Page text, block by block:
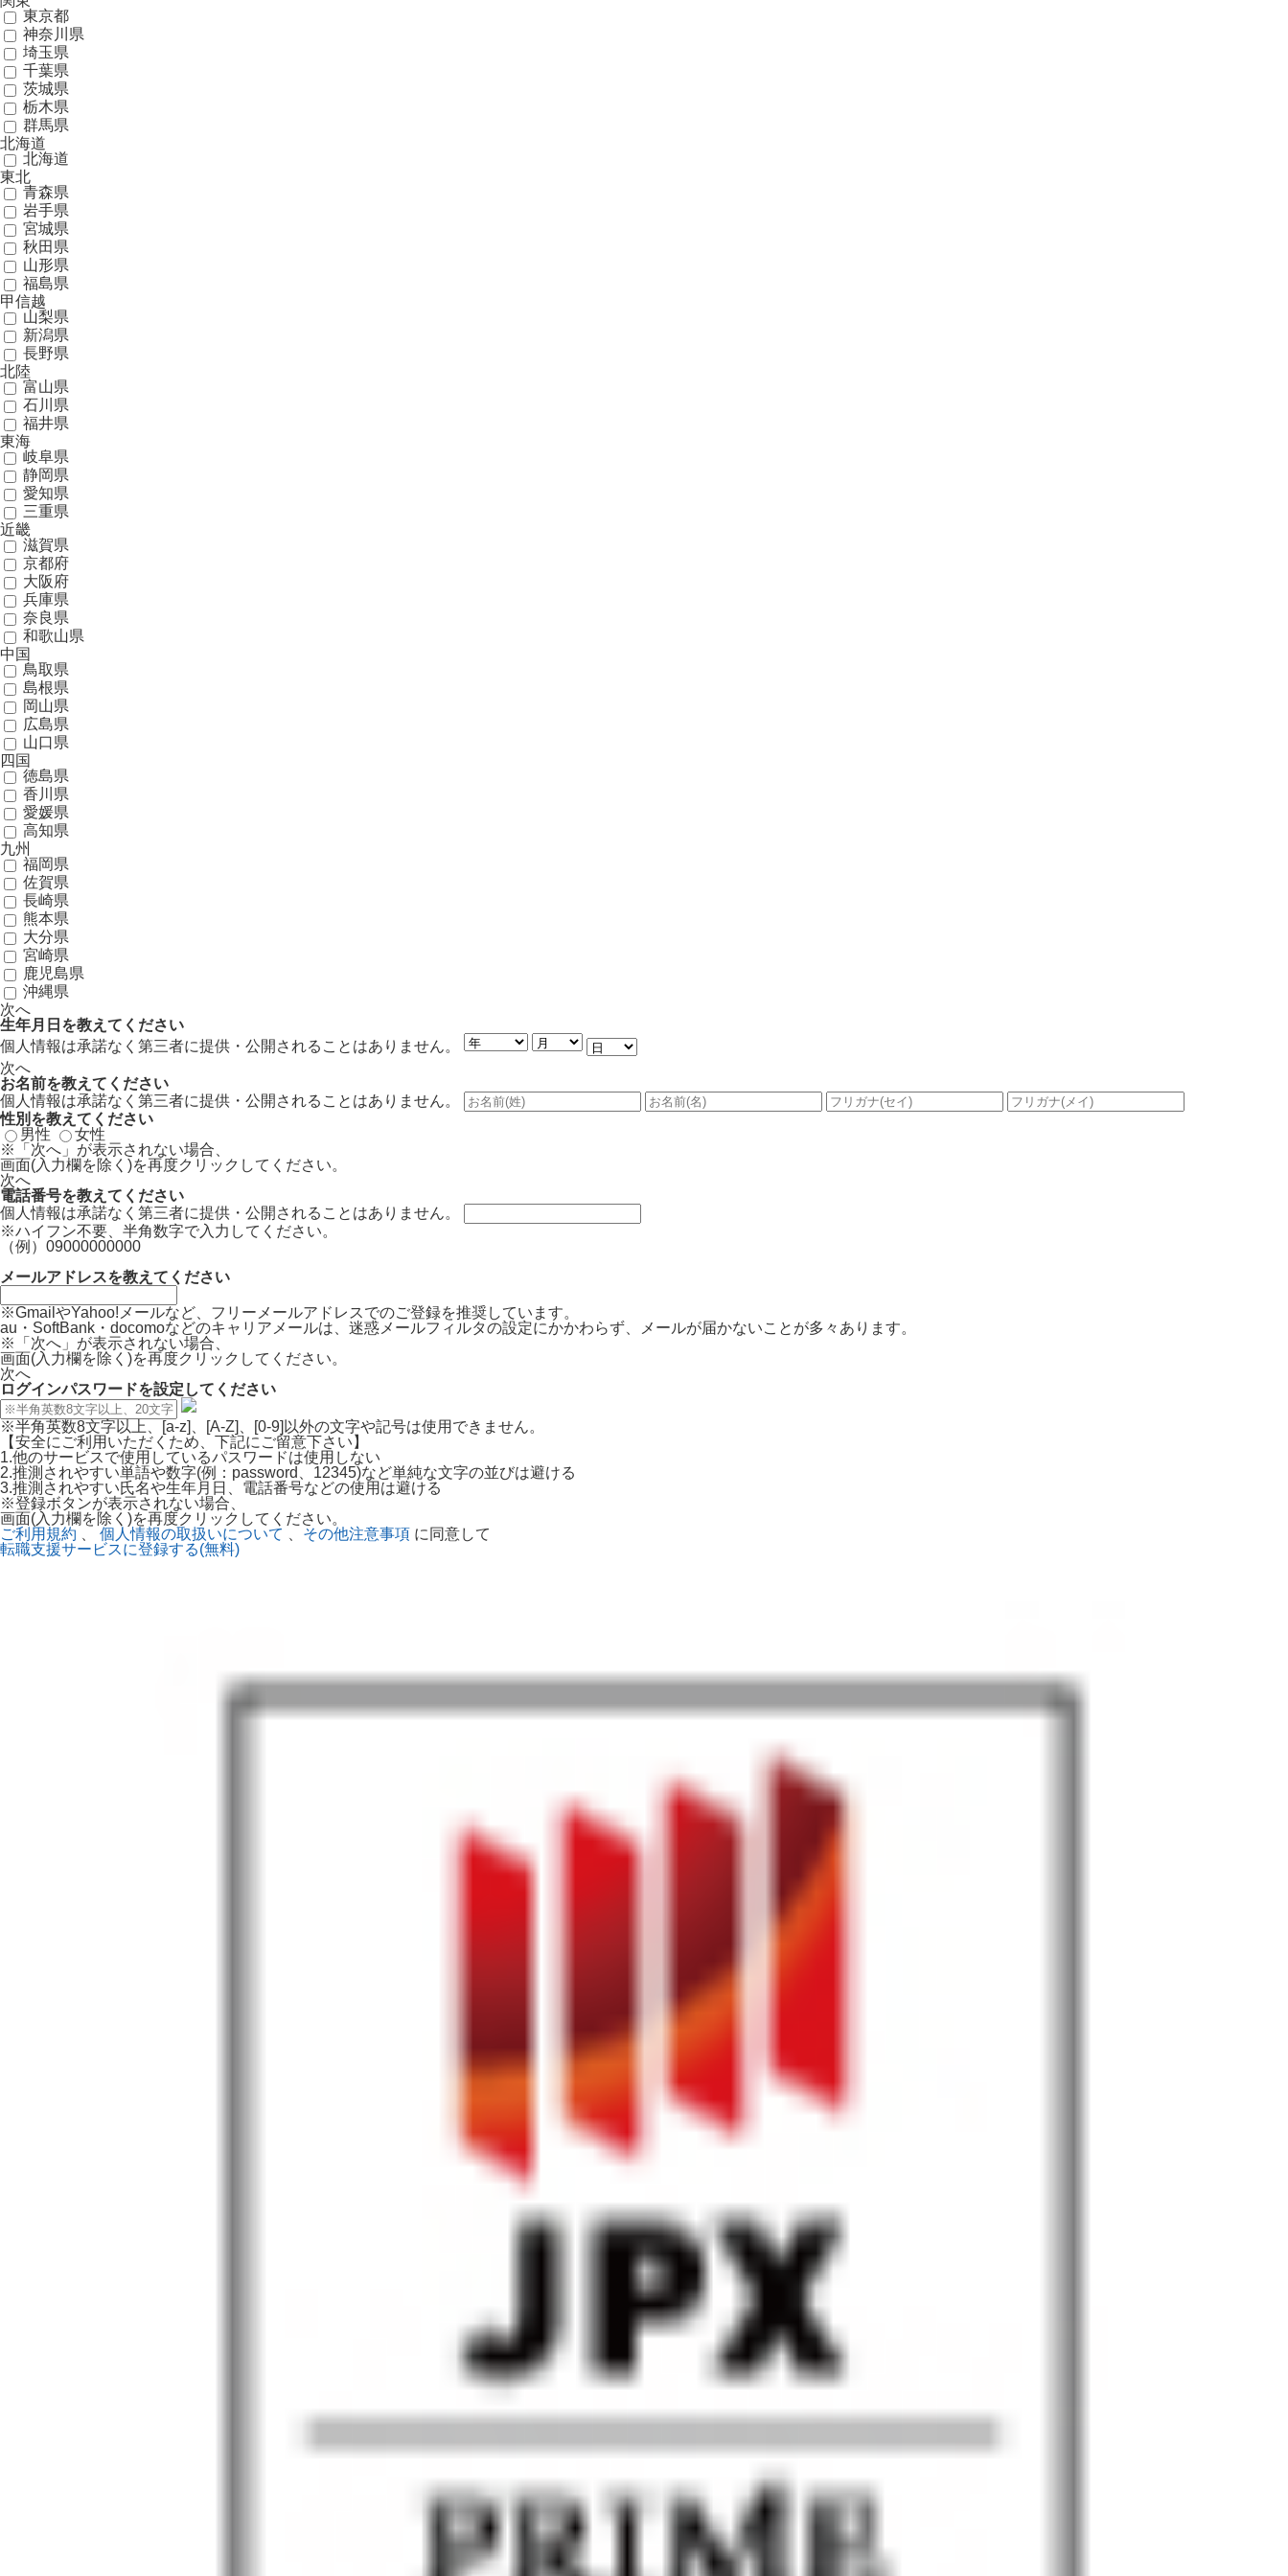
東京都
神奈川県
埼玉県
千葉県
茨城県
栃木県
群馬県
北海道
北海道
東北
青森県
岩手県
宮城県
秋田県
山形県
福島県
甲信越
山梨県
新潟県
長野県
北陸
富山県
石川県
福井県
東海
岐阜県
静岡県
愛知県
三重県
近畿
滋賀県
京都府
大阪府
兵庫県
奈良県
和歌山県
中国
鳥取県
島根県
岡山県
広島県
山口県
四国
徳島県
香川県
愛媛県
高知県
九州
福岡県
佐賀県
長崎県
熊本県
大分県
宮崎県
鹿児島県
沖縄県
次へ
生年月日を教えてください
個人情報は承諾なく第三者に提供・公開されることはありません。
次へ
お名前を教えてください
個人情報は承諾なく第三者に提供・公開されることはありません。
性別を教えてください
男性
女性
※「次へ」が表示されない場合、
画面(入力欄を除く)を再度クリックしてください。
次へ
電話番号を教えてください
個人情報は承諾なく第三者に提供・公開されることはありません。
※ハイフン不要、半角数字で入力してください。
（例）09000000000
メールアドレスを教えてください
※GmailやYahoo!メールなど、フリーメールアドレスでのご登録を推奨しています。
au・SoftBank・docomoなどのキャリアメールは、迷惑メールフィルタの設定にかかわらず、メールが届かないことが多々あります。
※「次へ」が表示されない場合、
画面(入力欄を除く)を再度クリックしてください。
次へ
ログインパスワードを設定してください
※半角英数8文字以上、[a-z]、[A-Z]、[0-9]以外の文字や記号は使用できません。
【安全にご利用いただくため、下記にご留意下さい】
1.他のサービスで使用しているパスワードは使用しない
2.推測されやすい単語や数字(例：password、12345)など単純な文字の並びは避ける
3.推測されやすい氏名や生年月日、電話番号などの使用は避ける
※登録ボタンが表示されない場合、
画面(入力欄を除く)を再度クリックしてください。
ご利用規約
個人情報の取扱いについて その他注意事項 に同意して
転職支援サービスに登録する(無料)